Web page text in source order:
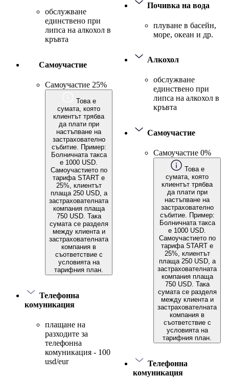
обслужване
единствено при
липса на алкохол в
кръвта
Самоучастие
Самоучастие 25%
Това е
сумата, която
клиентът трябва
да плати при
настъпване на
застрахователно
събитие. Пример:
Болничната такса
е 1000 USD.
Самоучастието по
тарифа START е
25%, клиентът
плаща 250 USD, а
застрахователната
компания плаща
750 USD. Така
сумата се разделя
между клиента и
застрахователната
компания в
съответствие с
условията на
тарифния план.
Телефонна
комуникация
плащане на
разходите за
телефонна
комуникация - 100
usd/eur
Почивка на вода
плуване в басейн,
море, океан и др.
Алкохол
обслужване
единствено при
липса на алкохол в
кръвта
Самоучастие
Самоучастие 0%
Това е
сумата, която
клиентът трябва
да плати при
настъпване на
застрахователно
събитие. Пример:
Болничната такса
е 1000 USD.
Самоучастието по
тарифа START е
25%, клиентът
плаща 250 USD, а
застрахователната
компания плаща
750 USD. Така
сумата се разделя
между клиента и
застрахователната
компания в
съответствие с
условията на
тарифния план.
Телефонна
комуникация